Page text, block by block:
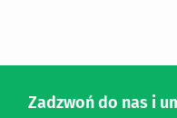
Zadzwoń do nas i